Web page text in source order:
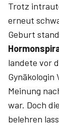
Trotz
erneut
Geburt
landete vor
Meinung
war. Doch
belehren